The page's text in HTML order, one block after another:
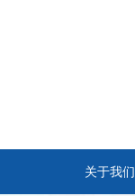
关于我们